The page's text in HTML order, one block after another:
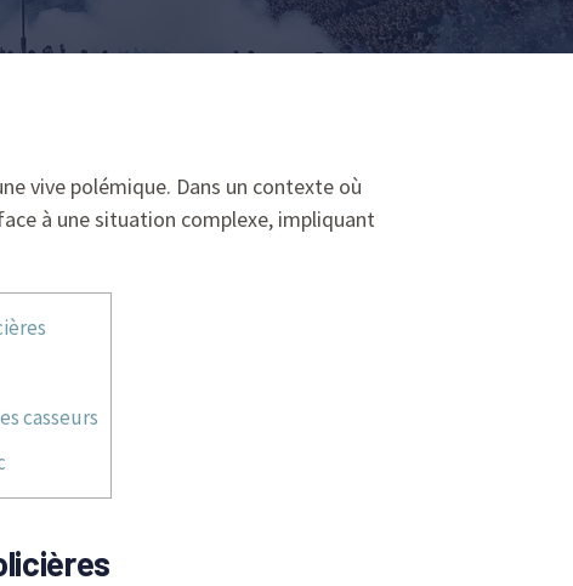
vive polémique. Dans un contexte où
à une situation complexe, impliquant
casseurs